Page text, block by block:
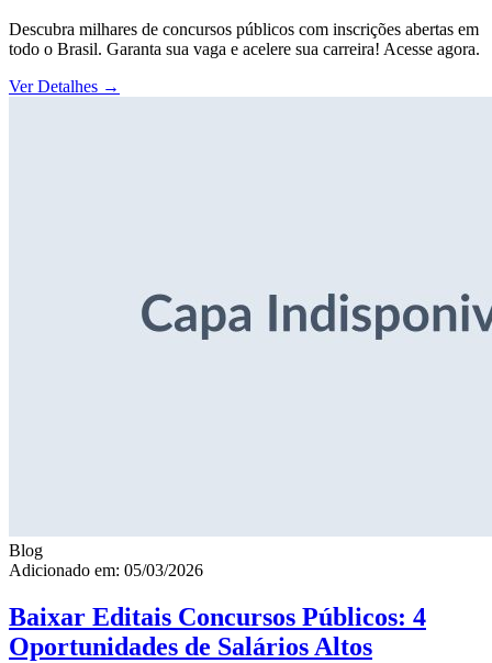
Descubra milhares de concursos públicos com inscrições abertas em
todo o Brasil. Garanta sua vaga e acelere sua carreira! Acesse agora.
Ver Detalhes →
Blog
Adicionado em: 05/03/2026
Baixar Editais Concursos Públicos: 4
Oportunidades de Salários Altos